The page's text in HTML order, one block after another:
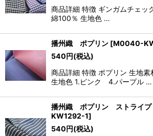
商品詳細 特徴 ギンガムチェッ
綿100％ 生地色 …
播州織 ポプリン [M0040-
540円(税込)
商品詳細 特徴 ポプリン 生地素
生地色 1.ピンク 4.パープル …
播州織 ポプリン ストライプ
KW1292-1]
540円(税込)